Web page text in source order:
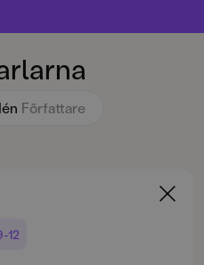
Författare
12